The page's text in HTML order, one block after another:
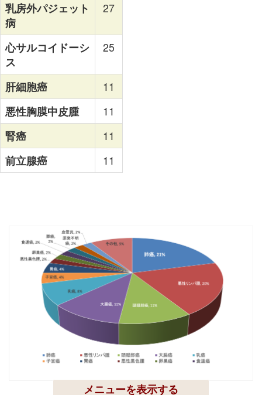
乳房外パジェット
病
27
心サルコイドーシ
ス
25
肝細胞癌
11
悪性胸膜中皮腫
11
腎癌
11
前立腺癌
11
メニューを表示する